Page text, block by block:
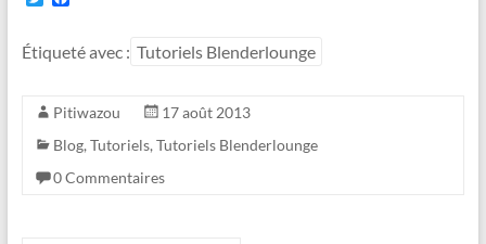
t
t
r
e
k
Étiqueté avec : Tutoriels Blenderlounge
Pitiwazou
17 août 2013
Blog, Tutoriels, Tutoriels Blenderlounge
0 Commentaires